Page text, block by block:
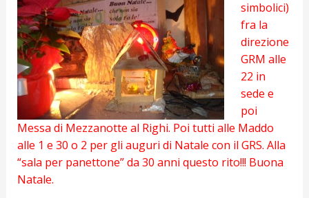
simbolici)
fra la
direzione
GRM alle
22 in
sede e
poi
Messa di Mezzanotte al Righi. Poi tutti alle Maddo
alle 1 e 30 o 2 per gli auguri di Natale con il GRS. Alla
“sala per panettone” da 30 anni questo rito!!! Buona
Natale.